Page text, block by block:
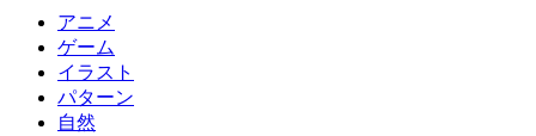
アニメ
ゲーム
イラスト
パターン
自然